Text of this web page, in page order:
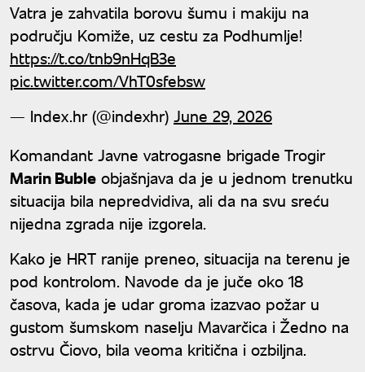
Vatra je zahvatila borovu šumu i makiju na
području Komiže, uz cestu za Podhumlje!
https://t.co/tnb9nHqB3e
pic.twitter.com/VhT0sfebsw
— Index.hr (@indexhr) June 29, 2026
Komandant Javne vatrogasne brigade Trogir
Marin Buble objašnjava da je u jednom trenutku
situacija bila nepredvidiva, ali da na svu sreću
nijedna zgrada nije izgorela.
Kako je HRT ranije preneo, situacija na terenu je
pod kontrolom. Navode da je juče oko 18
časova, kada je udar groma izazvao požar u
gustom šumskom naselju Mavarčica i Žedno na
ostrvu Čiovo, bila veoma kritična i ozbiljna.